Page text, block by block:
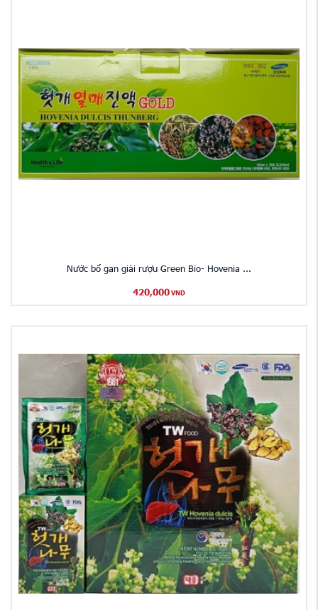
Nước bổ gan giải rượu Green Bio- Hovenia ...
420,000 VND